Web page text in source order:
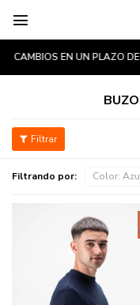

CAMBIOS EN UN PLAZO DE
Filtrando por: Color: